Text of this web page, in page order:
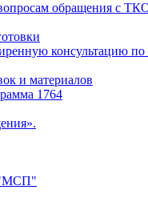
обращения с
консультацию по
и материалов
1764
"МСП"